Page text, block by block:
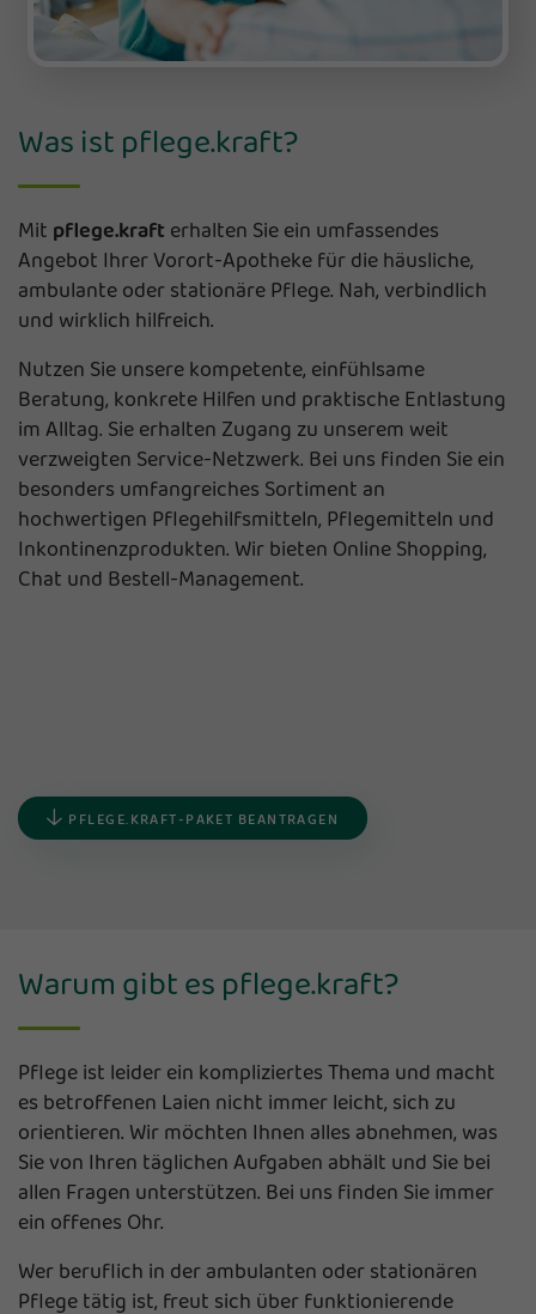
Was ist pflege.kraft?
Mit pflege.kraft erhalten Sie ein umfassendes
Angebot Ihrer Vorort-Apotheke für die häusliche,
ambulante oder stationäre Pflege. Nah, verbindlich
und wirklich hilfreich.
Nutzen Sie unsere kompetente, einfühlsame
Beratung, konkrete Hilfen und praktische Entlastung
im Alltag. Sie erhalten Zugang zu unserem weit
verzweigten Service-Netzwerk. Bei uns finden Sie ein
besonders umfangreiches Sortiment an
hochwertigen Pflegehilfsmitteln, Pflegemitteln und
Inkontinenzprodukten. Wir bieten Online Shopping,
Chat und Bestell-Management.
PFLEGE.KRAFT-PAKET BEANTRAGEN
Warum gibt es pflege.kraft?
Pflege ist leider ein kompliziertes Thema und macht
es betroffenen Laien nicht immer leicht, sich zu
orientieren. Wir möchten Ihnen alles abnehmen, was
Sie von Ihren täglichen Aufgaben abhält und Sie bei
allen Fragen unterstützen. Bei uns finden Sie immer
ein offenes Ohr.
Wer beruflich in der ambulanten oder stationären
Pflege tätig ist, freut sich über funktionierende